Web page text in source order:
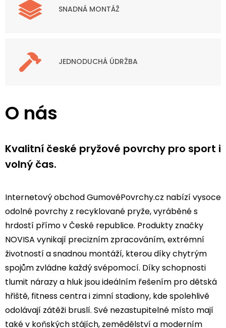
SNADNÁ MONTÁŽ
JEDNODUCHÁ ÚDRŽBA
O nás
Kvalitní české pryžové povrchy pro sport i
volný čas.
Internetový obchod GumovéPovrchy.cz nabízí vysoce
odolné povrchy z recyklované pryže, vyráběné s
hrdostí přímo v České republice. Produkty značky
NOVISA vynikají precizním zpracováním, extrémní
životností a snadnou montáží, kterou díky chytrým
spojům zvládne každý svépomocí. Díky schopnosti
tlumit nárazy a hluk jsou ideálním řešením pro dětská
hřiště, fitness centra i zimní stadiony, kde spolehlivě
odolávají zátěži bruslí. Své nezastupitelné místo mají
také v koňských stájích, zemědělství a moderním